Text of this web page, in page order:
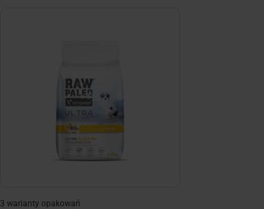
3 warianty opakowań